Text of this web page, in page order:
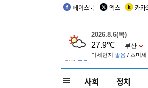
페이스북 엑스 카카
사회 정치